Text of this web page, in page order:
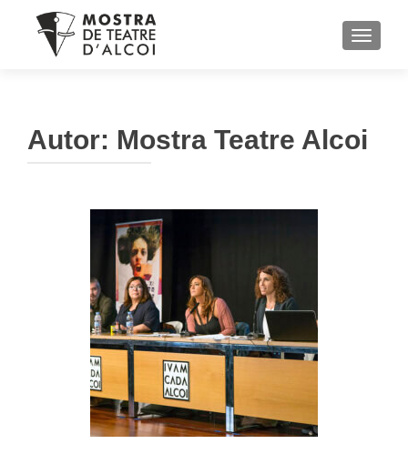
Autor: Mostra Teatre Alcoi